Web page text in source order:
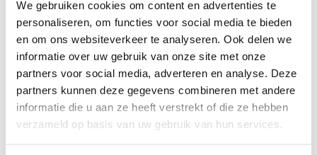
We gebruiken cookies om content en advertenties te
personaliseren, om functies voor social media te bieden
en om ons websiteverkeer te analyseren. Ook delen we
informatie over uw gebruik van onze site met onze
partners voor social media, adverteren en analyse. Deze
partners kunnen deze gegevens combineren met andere
informatie die u aan ze heeft verstrekt of die ze hebben
verzameld op basis van uw gebruik van hun services.
BIJPASSENDE PRODUCTEN